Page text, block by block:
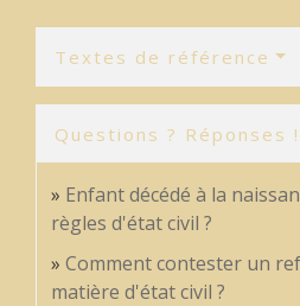
Textes de référence
Questions ? Réponses !
Enfant décédé à la
règles d'état civil ?
Comment contester un
matière d'état civil ?